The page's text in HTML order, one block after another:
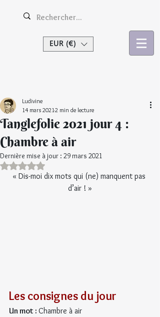
EUR (€)
Tanglefolie 2021 jour 4 :
Chambre à air
Ludivine
14 mars 20212 min de lecture
Dernière mise à jour : 29 mars 2021
Noté NaN étoiles sur 5.
« Dis-moi dix mots qui (ne) manquent pas
d’air ! »
Les consignes du jour
Un mot : Chambre à air